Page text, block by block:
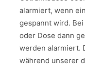
alarmiert, wenn
gespannt wird.
oder Dose dann
werden alarmiert.
während unserer